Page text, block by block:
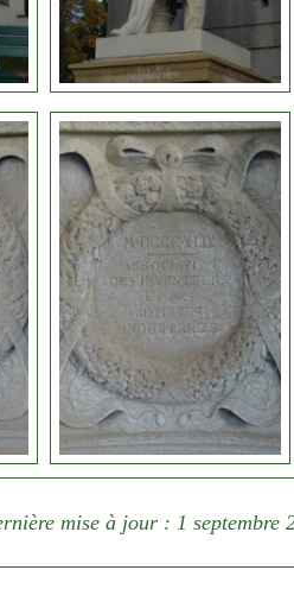
mise à jour : 1 septembre